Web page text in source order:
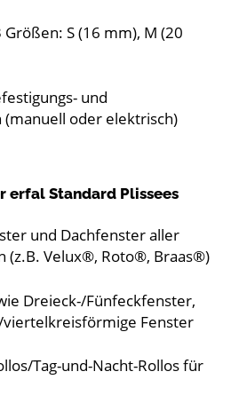
S (16 mm), M (20
und
oder elektrisch)
erfal Standard Plissees
und Dachfenster aller
(z.B. Velux®, Roto®, Braas®)
Dreieck-/Fünfeckfenster,
Fenster
Tag-und-Nacht-Rollos für